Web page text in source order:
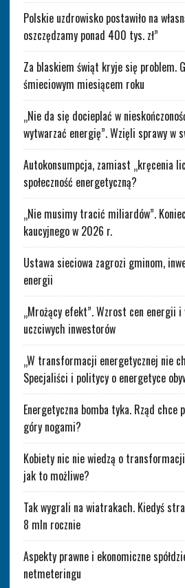
Polskie uzdrowisko postawiło na
oszczędzamy ponad 400 tys. zł”
Za blaskiem świąt kryje się problem.
śmieciowym miesiącem roku
„Nie da się docieplać w
wytwarzać energię”. Wzięli sprawy w
Autokonsumpcja, zamiast „kręcenia
społeczność energetyczną?
„Nie musimy tracić miliardów”.
kaucyjnego w 2026 r.
Ustawa sieciowa zagrozi gminom,
energii
„Mrożący efekt”. Wzrost cen energii i
uczciwych inwestorów
„W transformacji energetycznej nie
Specjaliści i politycy o energetyce
Energetyczna bomba tyka. Rząd chce
góry nogami?
Kobiety nic nie wiedzą o
jak to możliwe?
Tak wygrali na wiatrakach. Kiedyś
8 mln rocznie
Aspekty prawne i ekonomiczne
netmeteringu